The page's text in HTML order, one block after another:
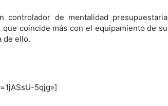
de mentalidad presupuestaria
coincide más con el equipamiento de su
de ello.
5qjg»]